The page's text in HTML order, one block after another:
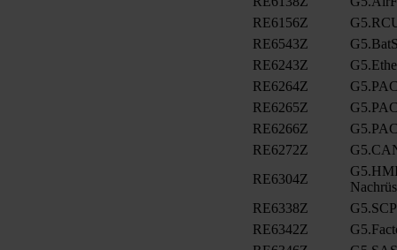
RE6156Z
RE6543Z
RE6243Z
RE6264Z
RE6265Z
RE6266Z
RE6272Z
RE6304Z
RE6338Z
RE6342Z